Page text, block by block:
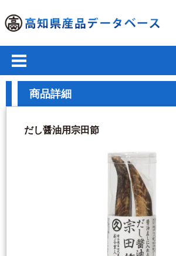
商品詳細
だし醤油用宗田節